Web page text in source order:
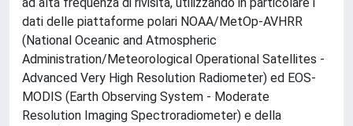
dati delle piattaforme polari NOAA/MetOp-AVHRR
(National Oceanic and Atmospheric
Administration/Meteorological Operational Satellites -
Advanced Very High Resolution Radiometer) ed EOS-
MODIS (Earth Observing System - Moderate
Resolution Imaging Spectroradiometer) e della